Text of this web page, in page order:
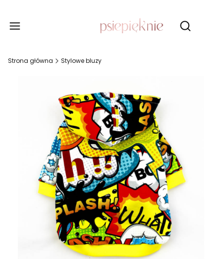
Otwórz
Strona główna Stylowe bluzy